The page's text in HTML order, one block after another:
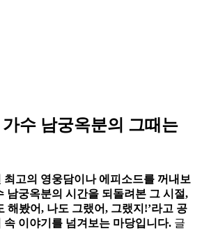
수 남궁옥분의 그때는
최고의 영웅담이나 에피소드를 꺼내보
남궁옥분의 시간을 되돌려본 그 시절,
해봤어, 나도 그랬어, 그랬지!’라고 공
속 이야기를 넘겨보는 마당입니다. 글